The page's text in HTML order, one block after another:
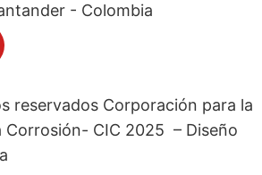
- Colombia
reservados Corporación para la
Corrosión- CIC 2025 – Diseño